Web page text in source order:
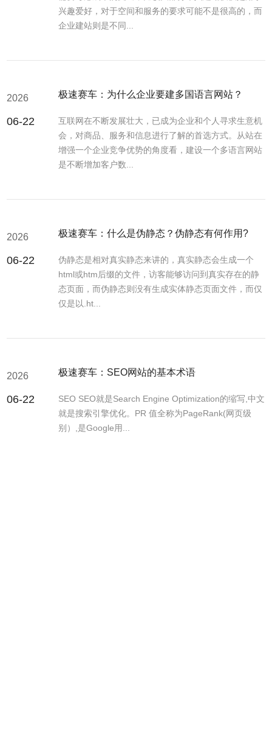
兴趣爱好，对于空间和服务的要求可能不是很高的，而
企业建站则是不同...
2026
06-22
极速赛车：为什么企业要建多国语言网站？
互联网在不断发展壮大，已成为企业和个人寻求生意机
会，对商品、服务和信息进行了解的首选方式。从站在
增强一个企业竞争优势的角度看，建设一个多语言网站
是不断增加客户数...
2026
06-22
极速赛车：什么是伪静态？伪静态有何作用?
伪静态是相对真实静态来讲的，真实静态会生成一个
html或htm后缀的文件，访客能够访问到真实存在的静
态页面，而伪静态则没有生成实体静态页面文件，而仅
仅是以.ht...
2026
06-22
极速赛车：SEO网站的基本术语
SEO SEO就是Search Engine Optimization的缩写,中文
就是搜索引擎优化。PR 值全称为PageRank(网页级
别）,是Google用...